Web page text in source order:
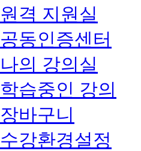
원격 지원실
공동인증센터
나의 강의실
학습중인 강의
장바구니
수강환경설정